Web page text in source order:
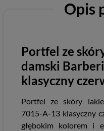
Opis
Portfel ze
damski
klasyczny
Portfel ze skóry
7015-A-13 klasyczny
głębokim kolorem i